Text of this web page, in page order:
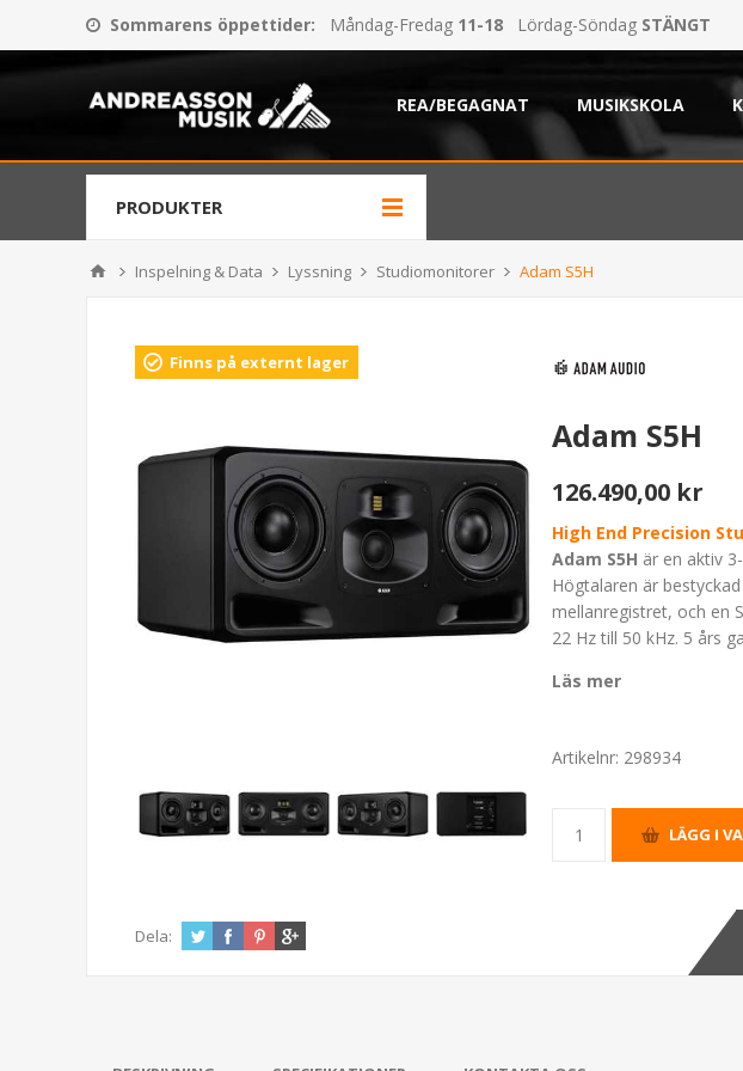
Sommarens öppettider: Måndag-Fredag 11-18 Lördag-Söndag STÄNGT
REA/BEGAGNAT MUSIKSKOLA
PRODUKTER
Inspelning & Data Lyssning Studiomonitorer Adam S5H
Finns på externt lager
Adam S5H
126.490,00 kr
High End Precision
Adam S5H är en aktiv
Högtalaren är
mellanregistret, och en
22 Hz till 50 kHz. 5 års
Läs mer
Artikelnr: 298934
Dela: